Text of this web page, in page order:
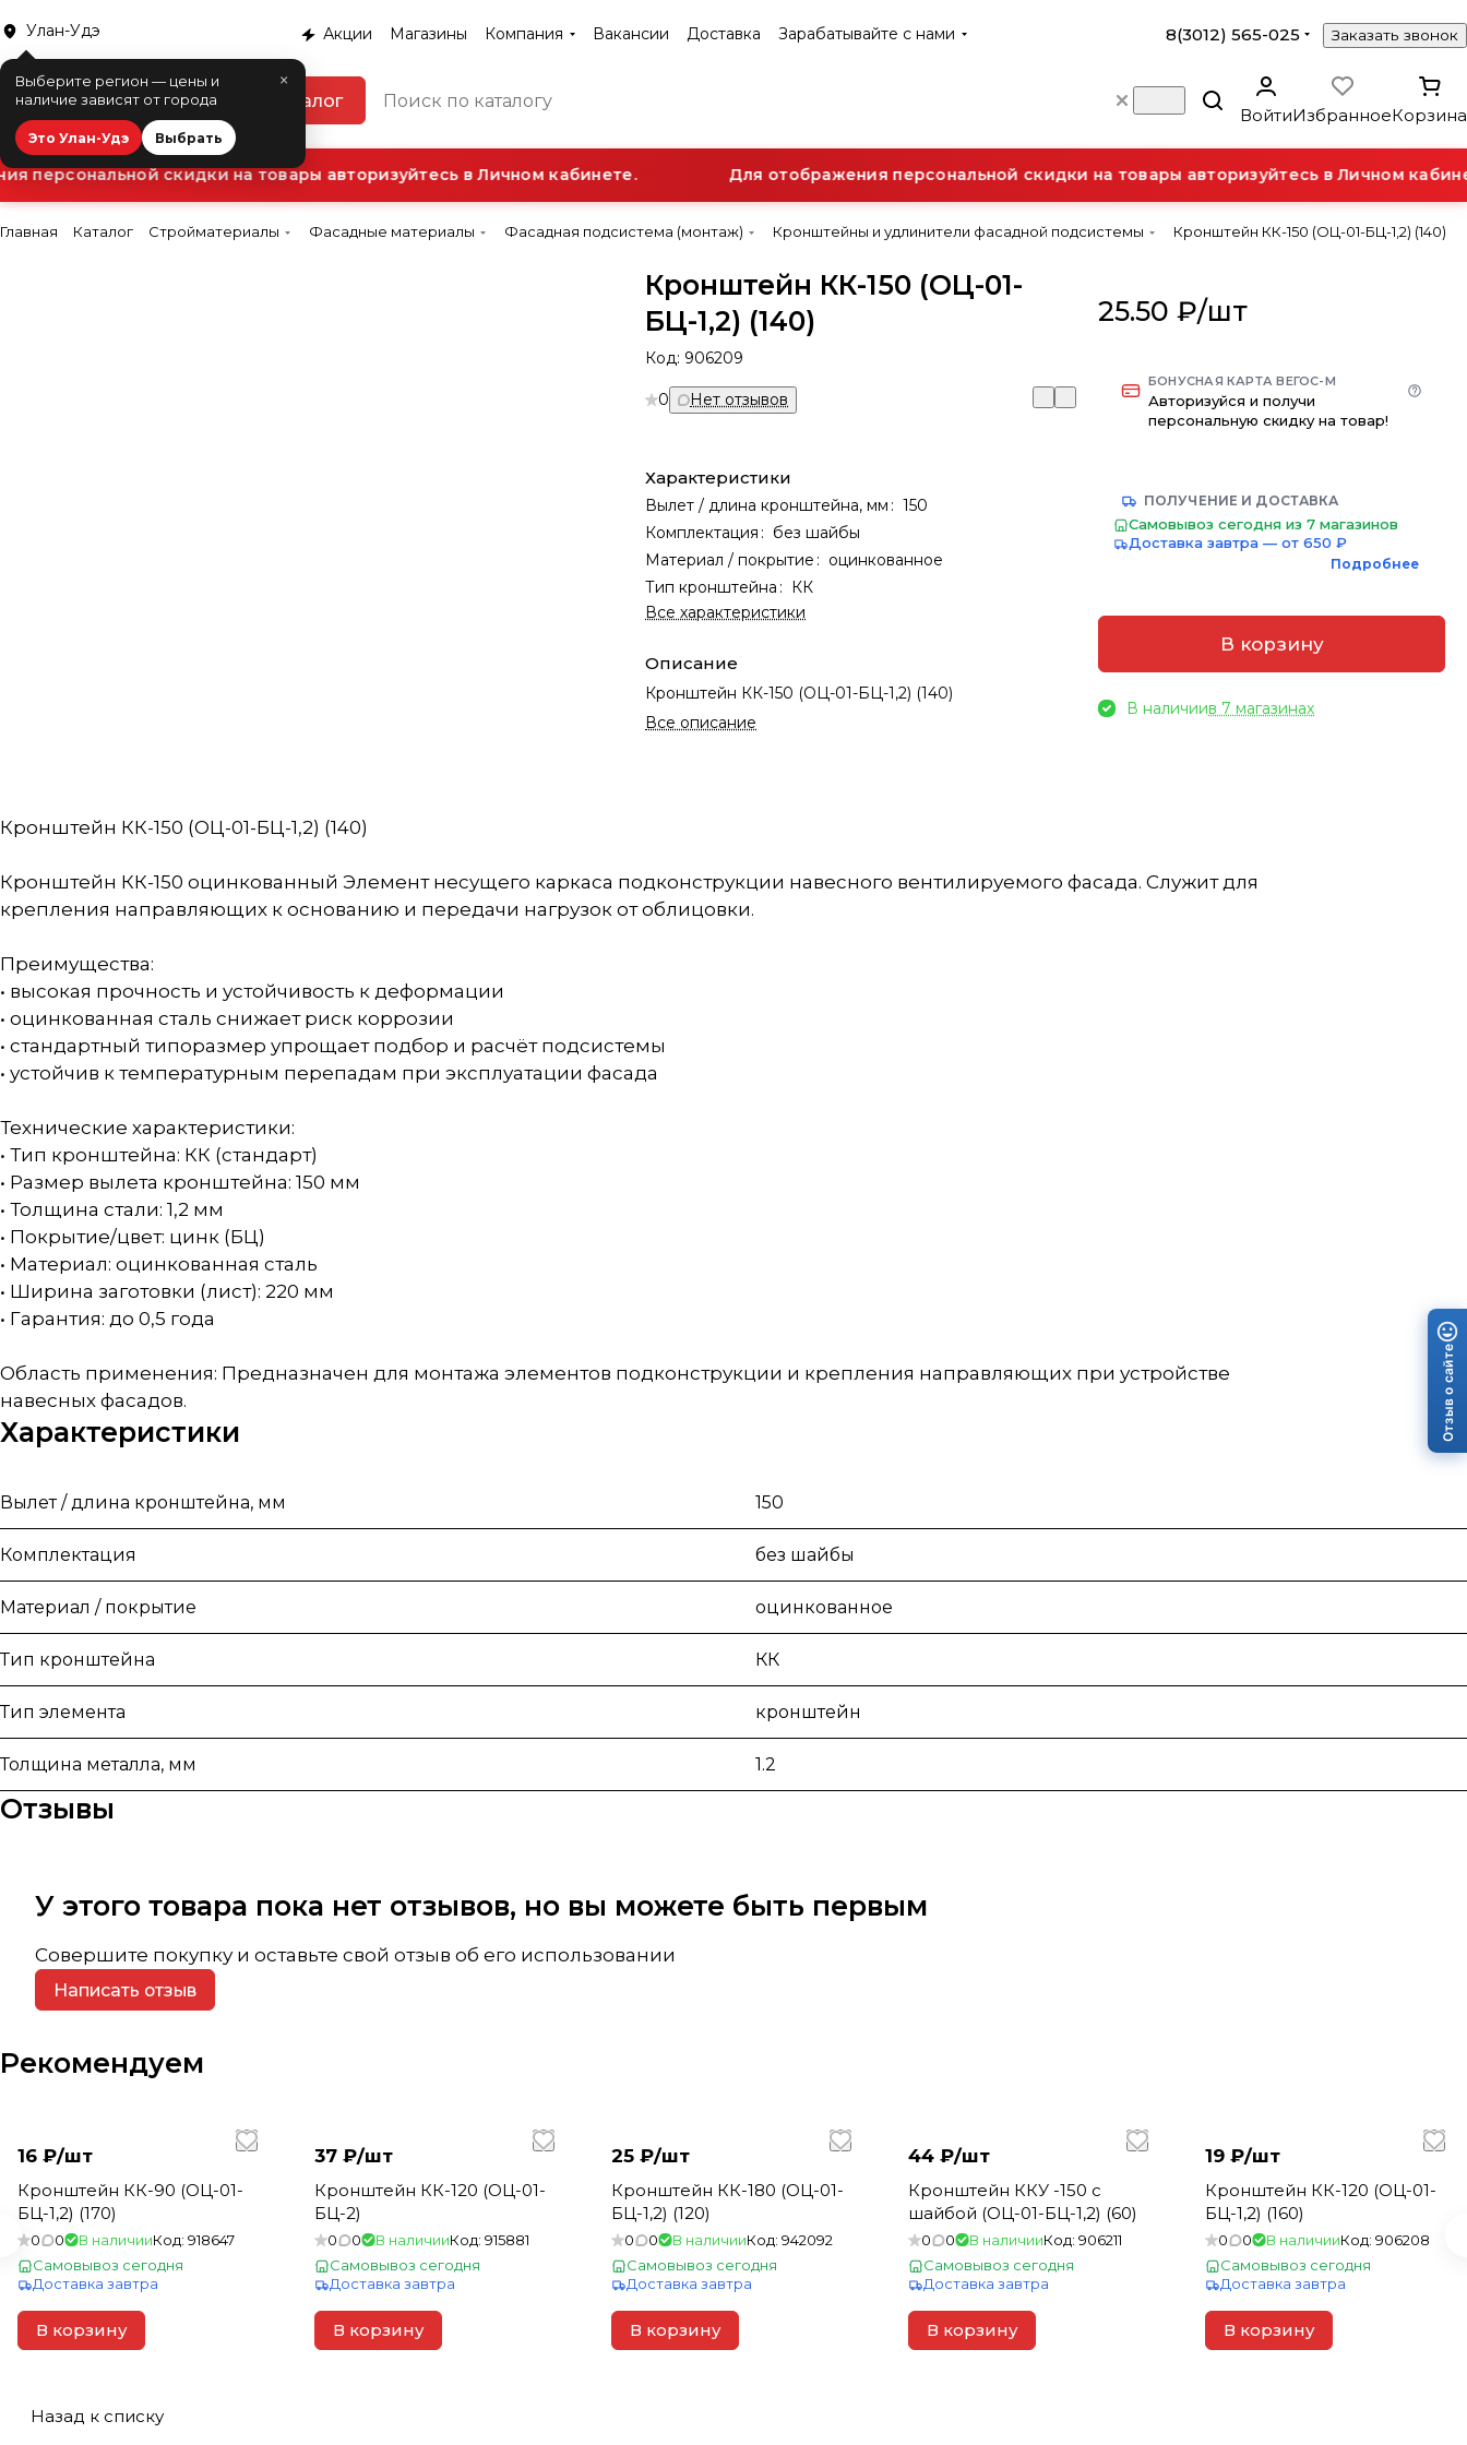
Улан-Удэ
×
Выберите регион — цены и
наличие зависят от города
Это Улан-Удэ Выбрать
Акции Магазины Компания Вакансии Доставка Зарабатывайте с нами 8(3012) 565-025 Заказать звонок
Каталог
ВойтиИзбранноеКорзина
персональной скидки на товары авторизуйтесь в Личном кабинете. Для отображения персональной скидки на товары авторизуйтесь в Личном
Главная Каталог Стройматериалы Фасадные материалы Фасадная подсистема (монтаж) Кронштейны и удлинители фасадной подсистемы Кронштейн КК-150 (ОЦ-01-БЦ-1,2) (140)
Кронштейн КК-150 (ОЦ-01-
БЦ-1,2) (140)
Код: 906209
0 Нет отзывов
Характеристики
Вылет / длина кронштейна, мм : 150
Комплектация : без шайбы
Материал / покрытие : оцинкованное
Тип кронштейна : КК
Все характеристики
Описание
Кронштейн КК-150 (ОЦ-01-БЦ-1,2) (140)
Все описание
25.50 ₽/шт
БОНУСНАЯ КАРТА ВЕГОС-М
Авторизуйся и получи
персональную скидку на товар!
ПОЛУЧЕНИЕ И ДОСТАВКА
Самовывоз сегодня из 7 магазинов
Доставка завтра — от 650 ₽
Подробнее
В корзину
В наличиив 7 магазинах
Кронштейн КК-150 (ОЦ-01-БЦ-1,2) (140)
Кронштейн КК-150 оцинкованный Элемент несущего каркаса подконструкции навесного вентилируемого фасада. Служит для
крепления направляющих к основанию и передачи нагрузок от облицовки.
Преимущества:
• высокая прочность и устойчивость к деформации
• оцинкованная сталь снижает риск коррозии
• стандартный типоразмер упрощает подбор и расчёт подсистемы
• устойчив к температурным перепадам при эксплуатации фасада
Технические характеристики:
• Тип кронштейна: КК (стандарт)
• Размер вылета кронштейна: 150 мм
• Толщина стали: 1,2 мм
• Покрытие/цвет: цинк (БЦ)
• Материал: оцинкованная сталь
• Ширина заготовки (лист): 220 мм
• Гарантия: до 0,5 года
Область применения: Предназначен для монтажа элементов подконструкции и крепления направляющих при устройстве
навесных фасадов.
Характеристики
Вылет / длина кронштейна, мм 150
Комплектация без шайбы
Материал / покрытие оцинкованное
Тип кронштейна КК
Тип элемента кронштейн
Толщина металла, мм 1.2
Отзывы
У этого товара пока нет отзывов, но вы можете быть первым
Совершите покупку и оставьте свой отзыв об его использовании
Написать отзыв
Рекомендуем
16 ₽/шт
Кронштейн КК-90 (ОЦ-01-
БЦ-1,2) (170)
0 0 В наличииКод: 918647
Самовывоз сегодня
Доставка завтра
В корзину
37 ₽/шт
Кронштейн КК-120 (ОЦ-01-
БЦ-2)
0 0 В наличииКод: 915881
Самовывоз сегодня
Доставка завтра
В корзину
25 ₽/шт
Кронштейн КК-180 (ОЦ-01-
БЦ-1,2) (120)
0 0 В наличииКод: 942092
Самовывоз сегодня
Доставка завтра
В корзину
44 ₽/шт
Кронштейн ККУ -150 с
шайбой (ОЦ-01-БЦ-1,2) (60)
0 0 В наличииКод: 906211
Самовывоз сегодня
Доставка завтра
В корзину
19 ₽/шт
Кронштейн КК-120 (ОЦ-01-
БЦ-1,2) (160)
0 0 В наличииКод: 906208
Самовывоз сегодня
Доставка завтра
В корзину
Назад к списку
Отзыв о сайте